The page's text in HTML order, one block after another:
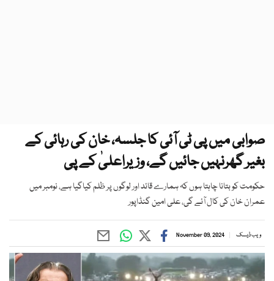
صوابی میں پی ٹی آئی کا جلسہ، خان کی رہائی کے
بغیر گھرنہیں جائیں گے، وزیراعلیٰ کے پی
حکومت کو بتانا چاہتا ہوں کہ ہمارے قائد اور لوگوں پر ظلم کیاگیا ہے، نومبر میں
عمران خان کی کال آئے گی، علی امین گنڈاپور
ویب ڈیسک November 09, 2024